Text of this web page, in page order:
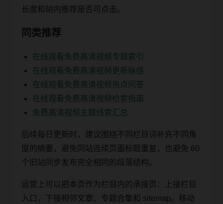
长度和站内推荐是否可点击。
同类推荐
在线观看免费高清视频专题索引
在线观看免费高清视频更新脉络
在线观看免费高清视频热点问答
在线观看免费高清视频检索指南
免费高清视频主题线索汇总
后续每日更新时，建议围绕不同栏目词补充不同角
度的摘要，避免同站连续页面标题重复，也避免 60
个旧站同步发布完全相同的段落结构。
运营上可以把本页作为栏目内的承接页：上接栏目
入口，下接相邻文章、专题合集和 sitemap。移动